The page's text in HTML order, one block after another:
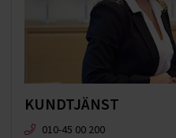
KUNDTJÄNST
010-45 00 200​